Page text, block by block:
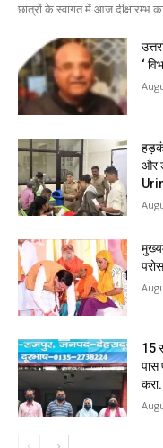
छात्रों के स्वागत में आज दीक्षारम्भ
‘
और
15
पास